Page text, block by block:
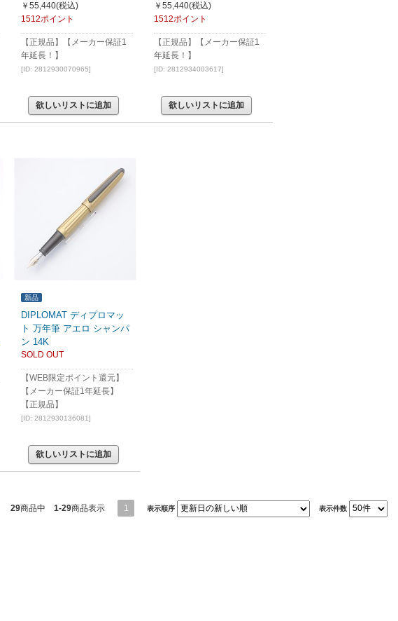
￥55,440(税込)
1512ポイント
【正規品】【メーカー保証1
年延長！】
[ID: 2812930070965]
欲しいリストに追加
￥55,440(税込)
1512ポイント
【正規品】【メーカー保証1
年延長！】
[ID: 2812934003617]
欲しいリストに追加
新品
DIPLOMAT ディプロマッ
ト 万年筆 アエロ シャンパ
ン 14K
SOLD OUT
【WEB限定ポイント還元】
【メーカー保証1年延長】
【正規品】
[ID: 2812930136081]
欲しいリストに追加
29商品中 1-29商品表示 1 表示順序 表示件数